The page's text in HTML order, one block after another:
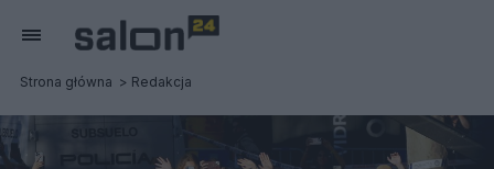
Strona główna Redakcja